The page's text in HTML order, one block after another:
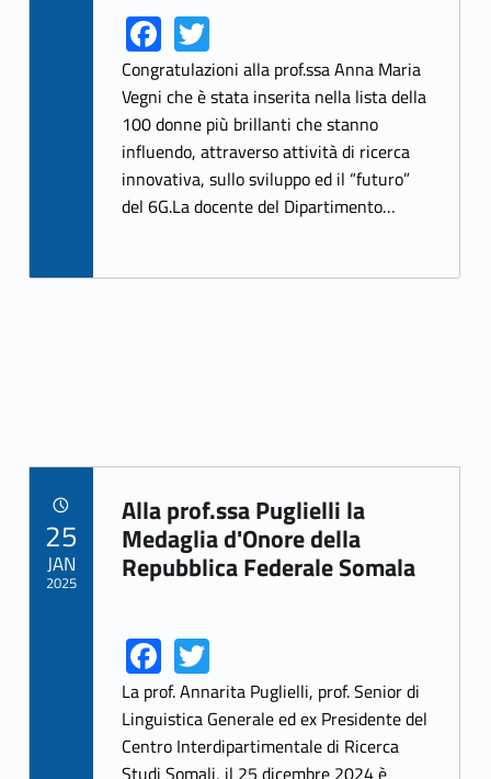
Link identifier share facebook archive #share-link-archive-10088Fa
ce
b
o
o
k
Link identifier share twitter archive #share-link-archive-58567T
w
itt
er
Congratulazioni alla prof.ssa Anna Maria
Vegni che è stata inserita nella lista della
100 donne più brillanti che stanno
influendo, attraverso attività di ricerca
innovativa, sullo sviluppo ed il “futuro”
del 6G.La docente del Dipartimento…
Link identifier archive #link-archive-17745
Alla prof.ssa Puglielli la
Medaglia d'Onore della
Repubblica Federale Somala
Link identifier share facebook archive #share-link-archive-3602Fa
ce
b
o
Link identifier share twitter archive #share-link-archive-63399T
w
itt
er
La prof. Annarita Puglielli, prof. Senior di
Linguistica Generale ed ex Presidente del
Centro Interdipartimentale di Ricerca
Studi Somali, il 25 dicembre 2024 è
25
JAN
2025